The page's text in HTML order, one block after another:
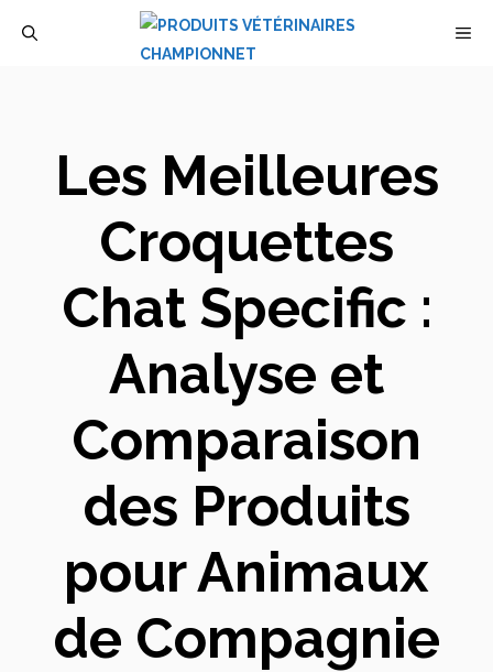
Les Meilleures
Croquettes
Chat Specific :
Analyse et
Comparaison
des Produits
pour Animaux
de Compagnie